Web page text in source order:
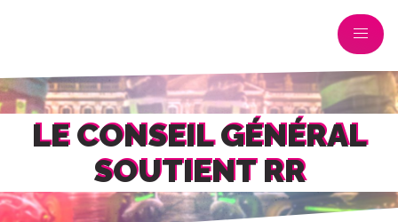
LE CONSEIL GÉNÉRAL
SOUTIENT RR